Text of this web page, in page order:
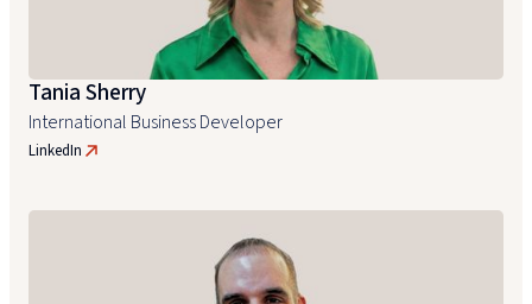
Tania Sherry
International Business Developer
LinkedIn